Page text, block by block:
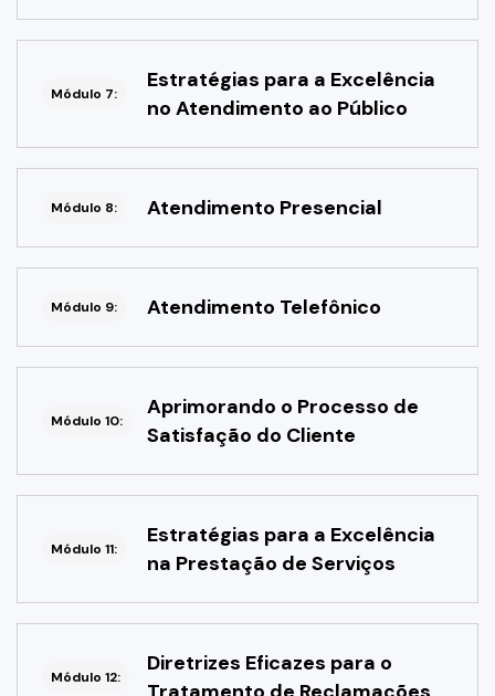
Módulo 7:
Estratégias para a Excelência
no Atendimento ao Público
Módulo 8: Atendimento Presencial
Módulo 9: Atendimento Telefônico
Módulo 10:
Aprimorando o Processo de
Satisfação do Cliente
Módulo 11:
Estratégias para a Excelência
na Prestação de Serviços
Módulo 12:
Diretrizes Eficazes para o